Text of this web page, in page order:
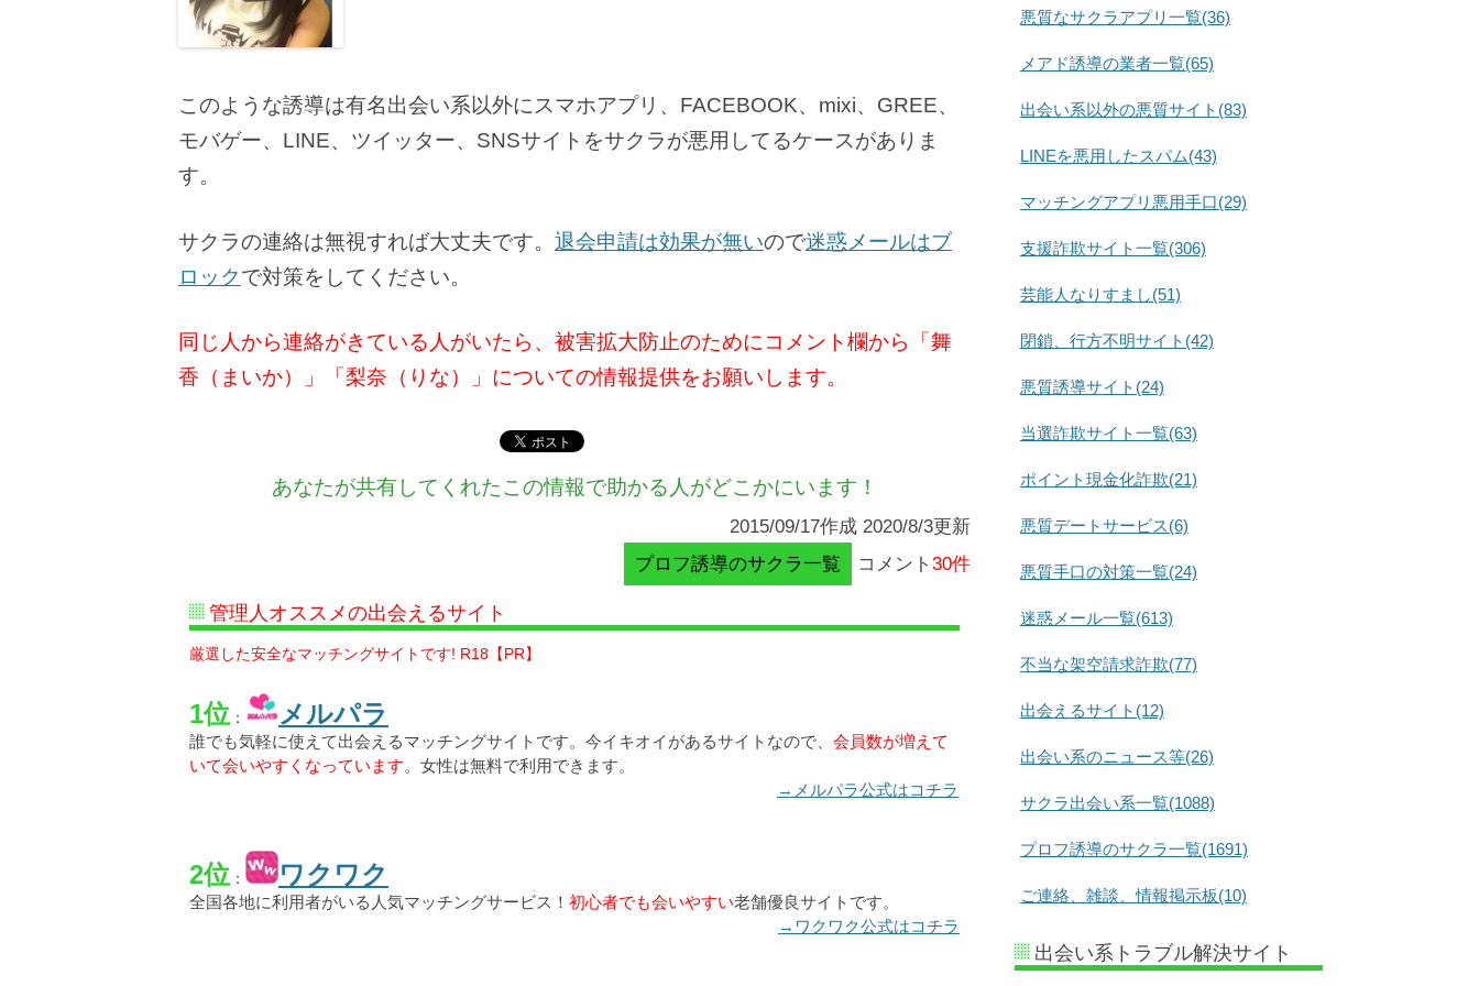
このような誘導は有名出会い系以外にスマホアプリ、FACEBOOK、mixi、GREE、
モバゲー、LINE、ツイッター、SNSサイトをサクラが悪用してるケースがありま
す。
サクラの連絡は無視すれば大丈夫です。 退会申請は効果が無いので迷惑メールはブ
ロックで対策をしてください。
同じ人から連絡がきている人がいたら、被害拡大防止のためにコメント欄から「舞
香（まいか）」「梨奈（りな）」についての情報提供をお願いします。
あなたが共有してくれたこの情報で助かる人がどこかにいます！
2015/09/17作成 2020/8/3更新
プロフ誘導のサクラ一覧
コメント 30件
管理人オススメの出会えるサイト
厳選した安全なマッチングサイトです! R18【PR】
1位： メルパラ
誰でも気軽に使えて出会えるマッチングサイトです。今イキオイがあるサイトなので、 会員数が増えて
いて会いやすくなっています。女性は無料で利用できます。
→メルパラ公式はコチラ
2位： ワクワク
全国各地に利用者がいる人気マッチングサービス！ 初心者でも会いやすい老舗優良サイトです。
→ワクワク公式はコチラ
悪質なサクラアプリ一覧(36)
メアド誘導の業者一覧(65)
出会い系以外の悪質サイト(83)
LINEを悪用したスパム(43)
マッチングアプリ悪用手口(29)
支援詐欺サイト一覧(306)
芸能人なりすまし(51)
閉鎖、行方不明サイト(42)
悪質誘導サイト(24)
当選詐欺サイト一覧(63)
ポイント現金化詐欺(21)
悪質デートサービス(6)
悪質手口の対策一覧(24)
迷惑メール一覧(613)
不当な架空請求詐欺(77)
出会えるサイト(12)
出会い系のニュース等(26)
サクラ出会い系一覧(1088)
プロフ誘導のサクラ一覧(1691)
ご連絡、雑談、情報掲示板(10)
出会い系トラブル解決サイト